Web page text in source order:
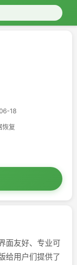
18
恢复
面友好、专业可
给用户们提供了